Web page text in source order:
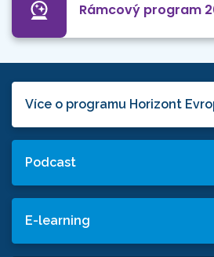
Rámcový program
Více o programu Horizont
Podcast
E-learning